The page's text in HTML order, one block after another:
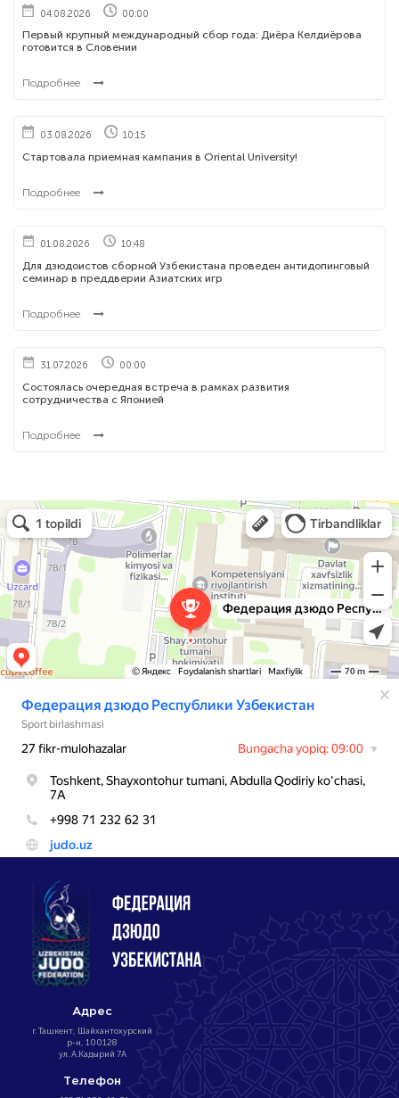
04.08.2026 00:00
Первый крупный международный сбор года: Диёра Келдиёрова
готовится в Словении
Подробнее
03.08.2026 10:15
Стартовала приемная кампания в Oriental University!
Подробнее
01.08.2026 10:48
Для дзюдоистов сборной Узбекистана проведен антидопинговый
семинар в преддверии Азиатских игр
Подробнее
31.07.2026 00:00
Состоялась очередная встреча в рамках развития
сотрудничества с Японией
Подробнее
Адрес
г. Ташкент, Шайхантохурский
р-н, 100128
ул. А.Кадырий 7А
Телефон